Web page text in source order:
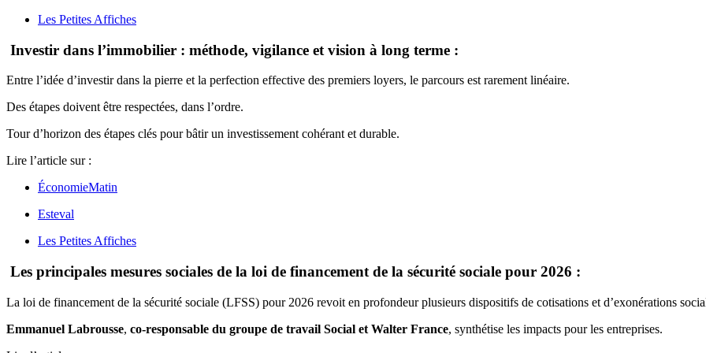
Les Petites Affiches
Investir dans l’immobilier : méthode, vigilance et vision à long terme :
Entre l’idée d’investir dans la pierre et la perfection effective des premiers loyers, le parcours est rarement linéaire.
Des étapes doivent être respectées, dans l’ordre.
Tour d’horizon des étapes clés pour bâtir un investissement cohérant et durable.
Lire l’article sur :
ÉconomieMatin
Esteval
Les Petites Affiches
Les principales mesures sociales de la loi de financement de la sécurité sociale pour 2026 :
La loi de financement de la sécurité sociale (LFSS) pour 2026 revoit en profondeur plusieurs dispositifs de cotisations et d’exonérations
Emmanuel Labrousse, co-responsable du groupe de travail Social et Walter France, synthétise les impacts pour les entreprises.